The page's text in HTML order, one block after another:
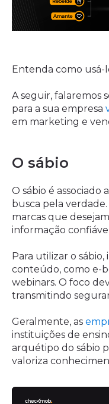
Entenda como usá-
A seguir, falaremos
para a sua empresa
em marketing e
O sábio
O sábio é associado
busca pela
marcas que
informação
Para utilizar o sábio,
conteúdo, como e-
webinars. O foco
transmitindo
Geralmente, as
instituições de
arquétipo do sábio
valoriza